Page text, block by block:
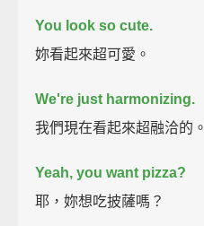
You look so cute.
妳看起來超可愛。
We're just harmonizing.
我們現在看起來超融洽的。
Yeah, you want pizza?
耶，妳想吃披薩嗎？